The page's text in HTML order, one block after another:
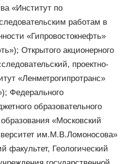
«Институт по
работам в
«Гипровостокнефть»
Открытого акционерного
проектно-
«Ленметрогипротранс»
Федерального
образовательного
«Московский
им.М.В.Ломоносова»
факультет, Геологический